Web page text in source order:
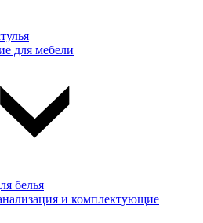
для мебели
белья
и комплектующие